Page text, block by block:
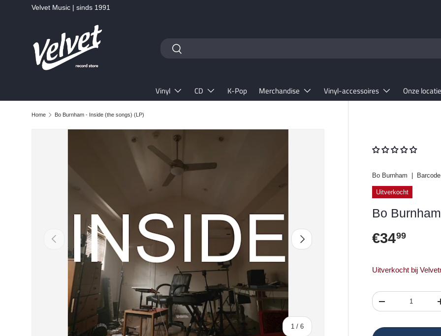
Velvet Music | sinds 1991
ZoekenZoeken
Vinyl CD K-Pop Merchandise Vinyl-accessoires Onze
Home Bo Burnham - Inside (the songs) (LP)
Ga direct naar productinformatie
Vorige
1 /van
6
Volgende
Bo Burnham Barcode
Uitverkocht
Bo
Reguliere
€3499
Uitverkocht bij
Aantal
Verlaag de